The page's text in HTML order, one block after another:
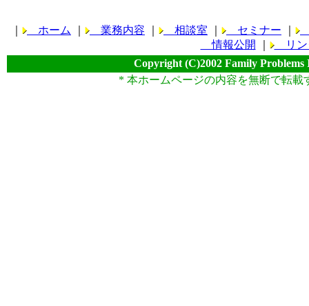
ホーム 業務内容 相談室 セミナー
情報公開
リン
Copyright (C)2002 Family
* 本ホームページの内容を無断で転載